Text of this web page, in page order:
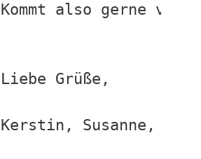
Kommt also gerne
Liebe Grüße,